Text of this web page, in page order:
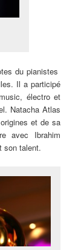
du pianistes
Il a participé
électro et
Natacha Atlas
et de sa
avec Ibrahim
son talent.